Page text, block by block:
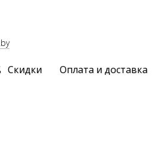
Скидки Оплата и доставка